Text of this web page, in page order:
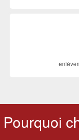
Pourquoi